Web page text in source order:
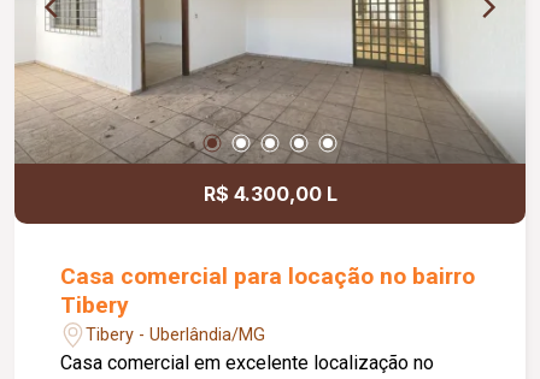
R$ 4.300,00 L
Casa comercial para locação no bairro
Tibery
Tibery - Uberlândia/MG
Casa comercial em excelente localização no